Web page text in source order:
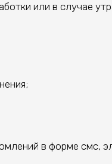
или в случае
в форме смс,